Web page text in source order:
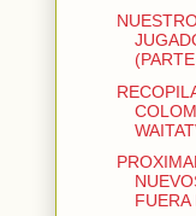
FUERA